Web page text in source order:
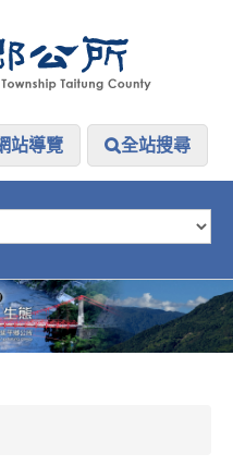
站導覽 全站搜尋